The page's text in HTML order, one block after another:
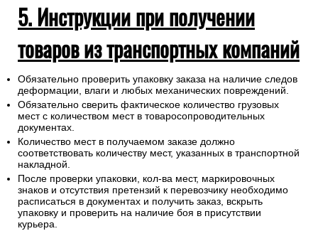
5. Инструкции при получении
товаров из транспортных компаний
Обязательно проверить упаковку заказа на наличие следов
деформации, влаги и любых механических повреждений.
Обязательно сверить фактическое количество грузовых
мест с количеством мест в товаросопроводительных
документах.
Количество мест в получаемом заказе должно
соответствовать количеству мест, указанных в транспортной
накладной.
После проверки упаковки, кол-ва мест, маркировочных
знаков и отсутствия претензий к перевозчику необходимо
расписаться в документах и получить заказ, вскрыть
упаковку и проверить на наличие боя в присутствии
курьера.